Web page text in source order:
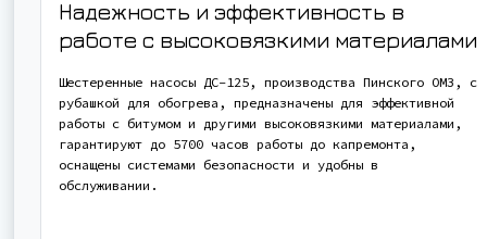
Надежность и эффективность в
работе с высоковязкими материалами
Шестеренные насосы ДС-125, производства Пинского ОМЗ, с
рубашкой для обогрева, предназначены для эффективной
работы с битумом и другими высоковязкими материалами,
гарантируют до 5700 часов работы до капремонта,
оснащены системами безопасности и удобны в
обслуживании.